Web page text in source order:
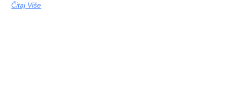
Čitaj Više